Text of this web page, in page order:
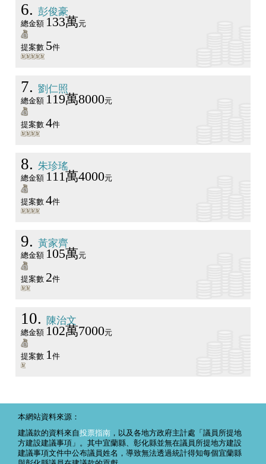
6 彭俊豪
總金額 133萬元
提案數 5件
7 劉仁照
總金額 119萬8000元
提案數 4件
8 朱珍瑤
總金額 111萬4000元
提案數 4件
9 黃家齊
總金額 105萬元
提案數 2件
10 陳治文
總金額 102萬7000元
提案數 1件
本網站資料來源：
建議款的資料來自投票指南 ，以及各地方政府主計處「議員所提地
方建設建議事項」。其中宜蘭縣、彰化縣並無在議員所提地方建設
建議事項文件中公布議員姓名，導致無法透過統計得知每個宜蘭縣